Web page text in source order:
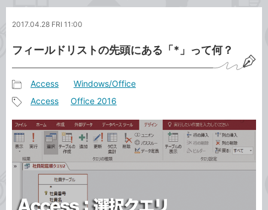
ネ
ト
2017.04.28 FRI 11:00
フィールドリストの先頭にある「*」って何？
事
カ
テ
ゴ
リ
Access Windows/Office
事
タ
グ
Access Office 2016